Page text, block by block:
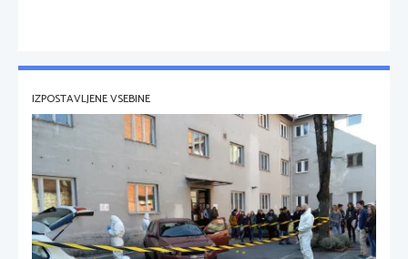
IZPOSTAVLJENE VSEBINE